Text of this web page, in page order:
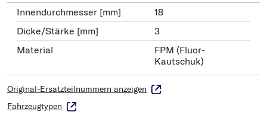
Innendurchmesser [mm]
18
Dicke/Stärke [mm]
3
Material
FPM (Fluor-
Kautschuk)
Original-Ersatzteilnummern anzeigen
Fahrzeugtypen